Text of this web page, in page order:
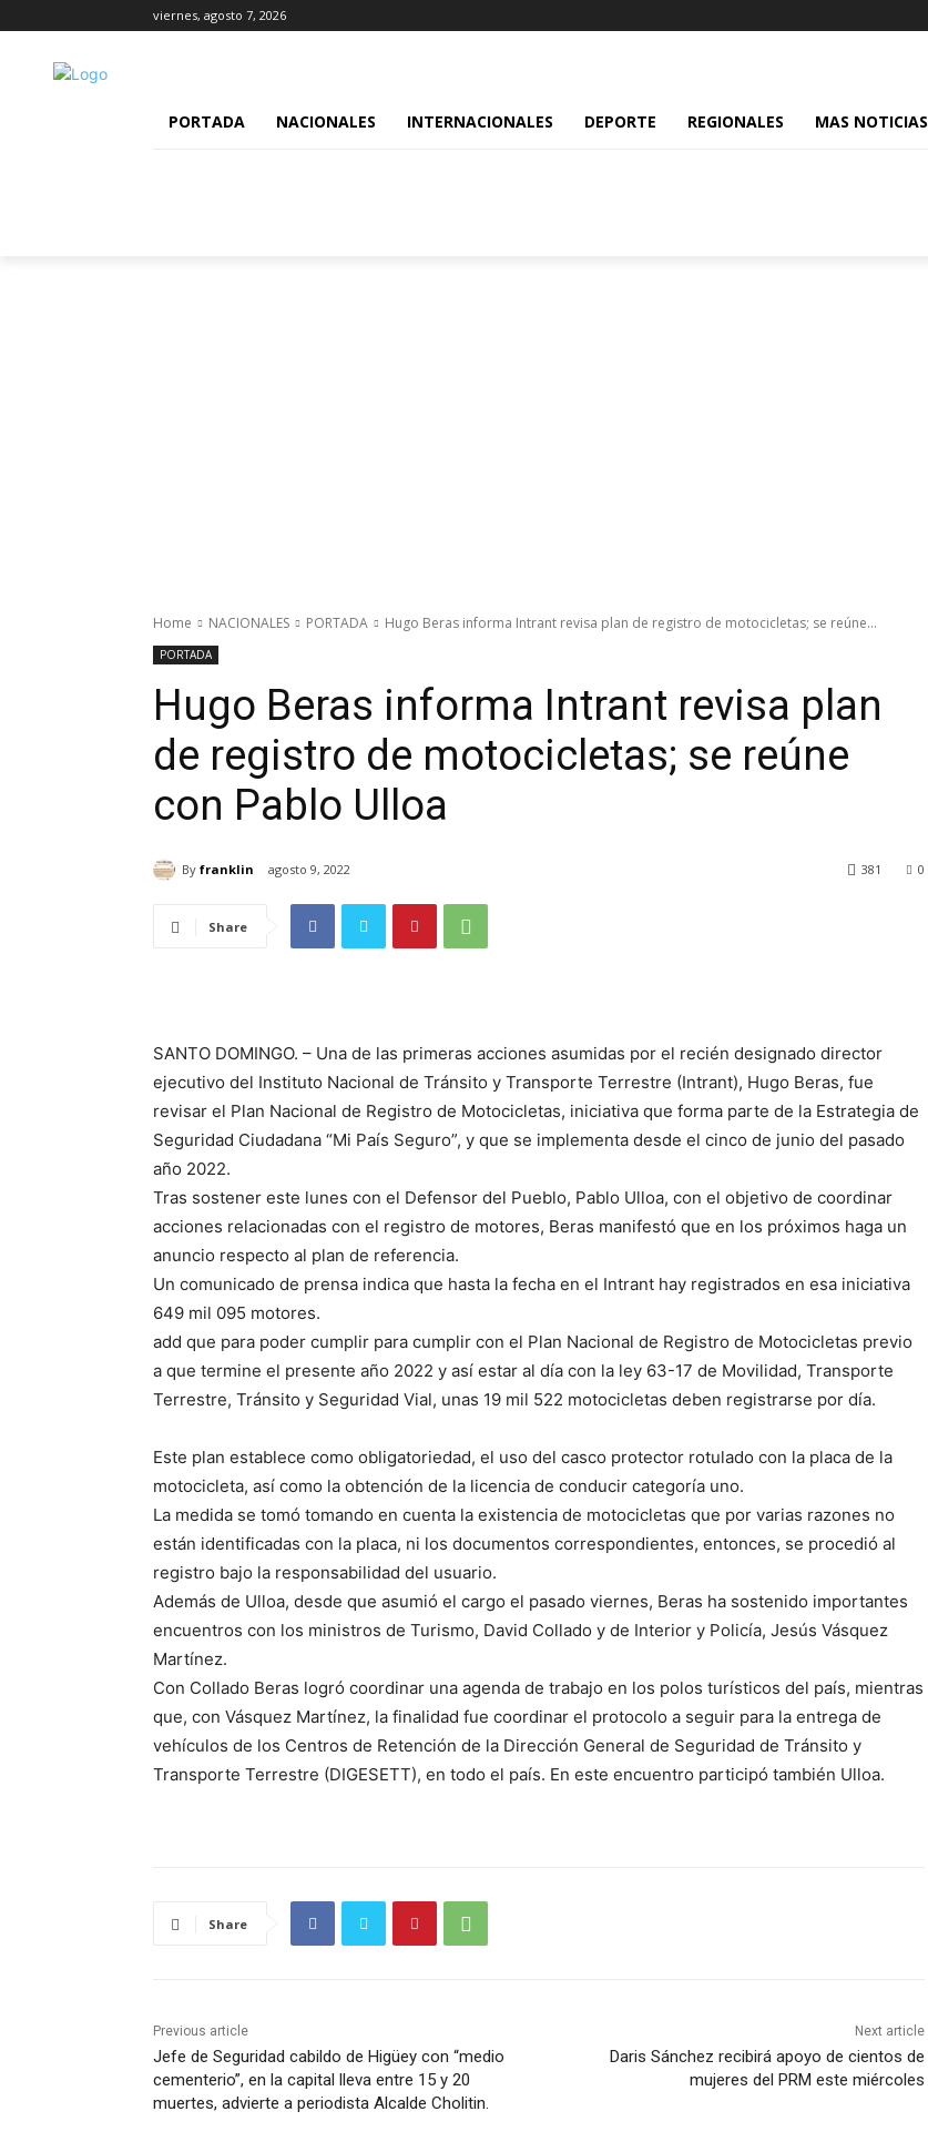
viernes, agosto 7, 2026
PORTADA NACIONALES INTERNACIONALES DEPORTE REGIONALES MAS NOTICIAS
Home NACIONALES PORTADA Hugo Beras informa Intrant revisa plan de registro de motocicletas; se reúne...
PORTADA
Hugo Beras informa Intrant revisa plan
de registro de motocicletas; se reúne
con Pablo Ulloa
By franklin agosto 9, 2022 0
381
Share
SANTO DOMINGO. – Una de las primeras acciones asumidas por el recién designado director
ejecutivo del Instituto Nacional de Tránsito y Transporte Terrestre (Intrant), Hugo Beras, fue
revisar el Plan Nacional de Registro de Motocicletas, iniciativa que forma parte de la Estrategia de
Seguridad Ciudadana “Mi País Seguro”, y que se implementa desde el cinco de junio del pasado
año 2022.
Tras sostener este lunes con el Defensor del Pueblo, Pablo Ulloa, con el objetivo de coordinar
acciones relacionadas con el registro de motores, Beras manifestó que en los próximos haga un
anuncio respecto al plan de referencia.
Un comunicado de prensa indica que hasta la fecha en el Intrant hay registrados en esa iniciativa
649 mil 095 motores.
add que para poder cumplir para cumplir con el Plan Nacional de Registro de Motocicletas previo
a que termine el presente año 2022 y así estar al día con la ley 63-17 de Movilidad, Transporte
Terrestre, Tránsito y Seguridad Vial, unas 19 mil 522 motocicletas deben registrarse por día.
Este plan establece como obligatoriedad, el uso del casco protector rotulado con la placa de la
motocicleta, así como la obtención de la licencia de conducir categoría uno.
La medida se tomó tomando en cuenta la existencia de motocicletas que por varias razones no
están identificadas con la placa, ni los documentos correspondientes, entonces, se procedió al
registro bajo la responsabilidad del usuario.
Además de Ulloa, desde que asumió el cargo el pasado viernes, Beras ha sostenido importantes
encuentros con los ministros de Turismo, David Collado y de Interior y Policía, Jesús Vásquez
Martínez.
Con Collado Beras logró coordinar una agenda de trabajo en los polos turísticos del país, mientras
que, con Vásquez Martínez, la finalidad fue coordinar el protocolo a seguir para la entrega de
vehículos de los Centros de Retención de la Dirección General de Seguridad de Tránsito y
Transporte Terrestre (DIGESETT), en todo el país. En este encuentro participó también Ulloa.
Share
Previous article
Jefe de Seguridad cabildo de Higüey con “medio
cementerio”, en la capital lleva entre 15 y 20
muertes, advierte a periodista Alcalde Cholitin.
Next article
Daris Sánchez recibirá apoyo de cientos de
mujeres del PRM este miércoles